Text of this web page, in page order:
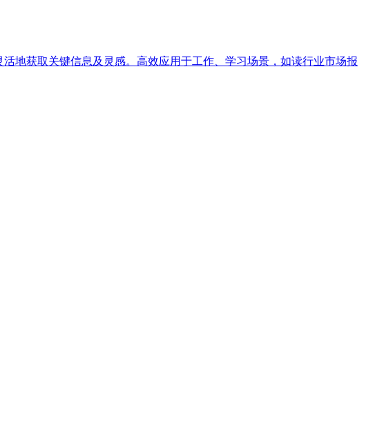
地获取关键信息及灵感。高效应用于工作、学习场景，如读行业市场报